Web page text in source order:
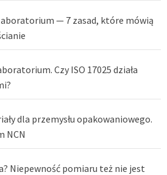
— 7 zasad, które mówią
Czy ISO 17025 działa
dla przemysłu opakowaniowego.
NCN
Niepewność pomiaru też nie jest